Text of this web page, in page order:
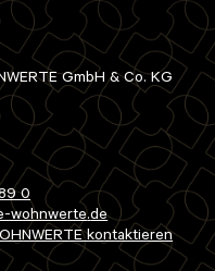
GmbH & Co. KG
0
wohnwertede
kontaktieren